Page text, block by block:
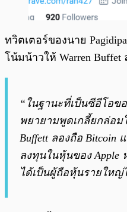
ทวิตเตอร์ของนาย
โน้มน้าวให้ Warren Buffet
“ในฐานะที่เป็นซีอีโอข
พยายามพูดเกลี้ยกล่อม
Buffett ลองถือ Bitcoin
ลงทุนในหุ้นของ
ได้เป็นผู้ถือหุ้นรายใหญ่